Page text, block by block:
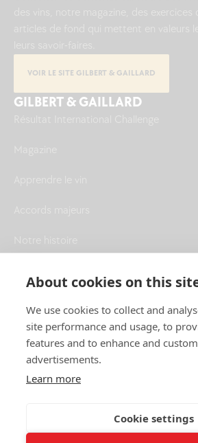
About cookies on this
We use cookies to collect and
site performance and usage, to
features and to enhance and
advertisements.
Learn more
Cookie settings
VOIR LE SITE GILBERT & GAILLARD
GILBERT & GAILLARD
NEWSLETTER
Particulier Professionnel
Conditions générales de
Mentions